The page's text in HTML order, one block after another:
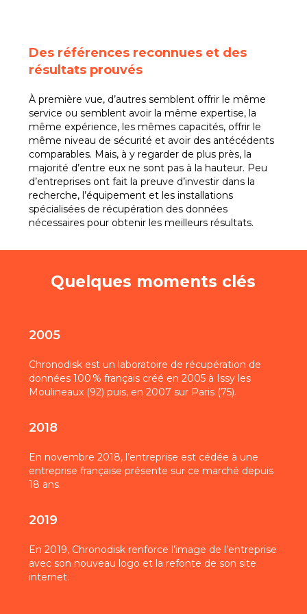
Des références reconnues et des
résultats prouvés
À première vue, d’autres semblent offrir le même
service ou semblent avoir la même expertise, la
même expérience, les mêmes capacités, offrir le
même niveau de sécurité et avoir des antécédents
comparables. Mais, à y regarder de plus près, la
majorité d’entre eux ne sont pas à la hauteur. Peu
d’entreprises ont fait la preuve d’investir dans la
recherche, l’équipement et les installations
spécialisées de récupération des données
nécessaires pour obtenir les meilleurs résultats.
Quelques moments clés
2005
Chronodisk est un laboratoire de récupération de
données 100 % français créé en 2005 à Issy les
Moulineaux (92) puis, en 2007 sur Paris (75).
2018
En novembre 2018, l’entreprise est cédée à une
entreprise française présente sur ce marché depuis
18 ans.
2019
En 2019, Chronodisk renforce l’image de l’entreprise
avec son nouveau logo et la refonte de son site
internet.